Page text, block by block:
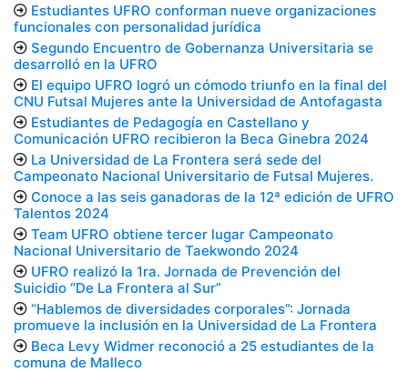
Estudiantes UFRO conforman nueve organizaciones
funcionales con personalidad jurídica
Segundo Encuentro de Gobernanza Universitaria se
desarrolló en la UFRO
El equipo UFRO logró un cómodo triunfo en la final del
CNU Futsal Mujeres ante la Universidad de Antofagasta
Estudiantes de Pedagogía en Castellano y
Comunicación UFRO recibieron la Beca Ginebra 2024
La Universidad de La Frontera será sede del
Campeonato Nacional Universitario de Futsal Mujeres.
Conoce a las seis ganadoras de la 12ª edición de UFRO
Talentos 2024
Team UFRO obtiene tercer lugar Campeonato
Nacional Universitario de Taekwondo 2024
UFRO realizó la 1ra. Jornada de Prevención del
Suicidio “De La Frontera al Sur”
“Hablemos de diversidades corporales”: Jornada
promueve la inclusión en la Universidad de La Frontera
Beca Levy Widmer reconoció a 25 estudiantes de la
comuna de Malleco